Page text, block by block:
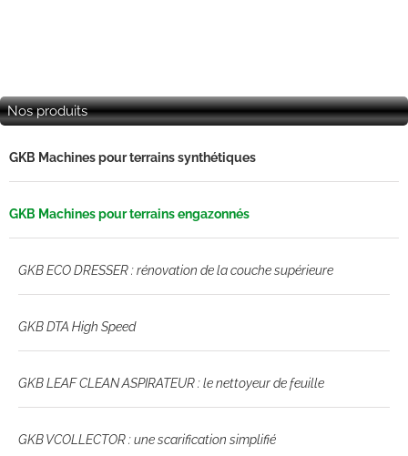
Nos produits
GKB Machines pour terrains synthétiques
GKB Machines pour terrains engazonnés
GKB ECO DRESSER : rénovation de la couche supérieure
GKB DTA High Speed
GKB LEAF CLEAN ASPIRATEUR : le nettoyeur de feuille
GKB VCOLLECTOR : une scarification simplifié